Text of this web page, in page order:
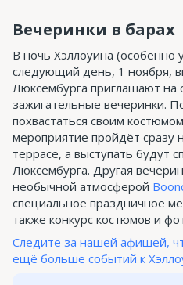
Вечеринки в барах
В ночь Хэллоуина (особенно
следующий день, 1 ноября,
Люксембурга приглашают на
зажигательные вечеринки.
похвастаться своим
мероприятие пройдёт сразу
террасе, а выступать будут
Люксембурга. Другая
необычной атмосферой
специальное праздничное
также конкурс костюмов и
Следите за нашей афишей,
ещё больше событий к